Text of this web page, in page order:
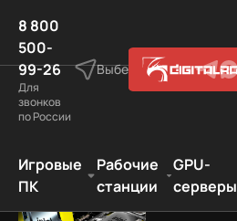
8 800
500-
99-26
Для
звонков
по России
Выберите город
Игровые
ПК
Рабочие
станции
GPU-
серверы